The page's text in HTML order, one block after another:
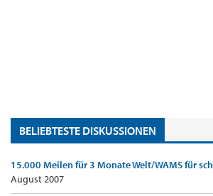
BELIEBTESTE DISKUSSIONEN
15.000 Meilen für 3 Monate Welt/WAMS für
August 2007